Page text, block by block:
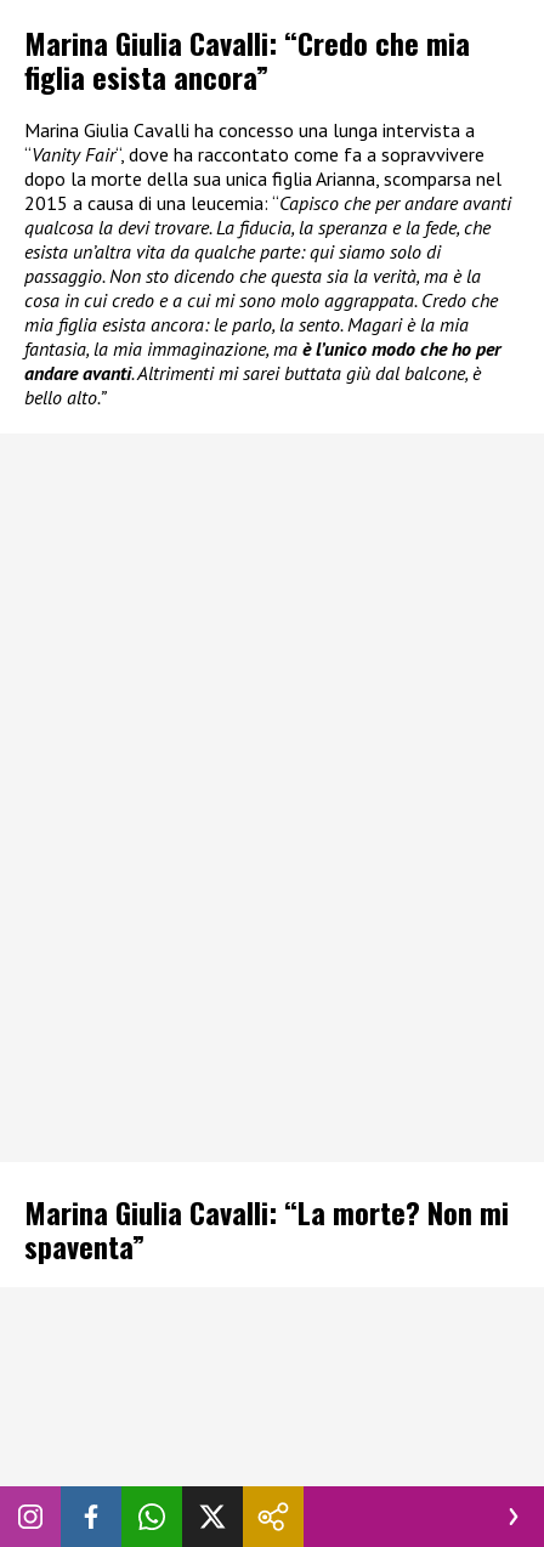
Marina Giulia Cavalli: “Credo che mia
figlia esista ancora”
Marina Giulia Cavalli ha concesso una lunga intervista a
“Vanity Fair“, dove ha raccontato come fa a sopravvivere
dopo la morte della sua unica figlia Arianna, scomparsa nel
2015 a causa di una leucemia: “Capisco che per andare avanti
qualcosa la devi trovare. La fiducia, la speranza e la fede, che
esista un’altra vita da qualche parte: qui siamo solo di
passaggio. Non sto dicendo che questa sia la verità, ma è la
cosa in cui credo e a cui mi sono molo aggrappata. Credo che
mia figlia esista ancora: le parlo, la sento. Magari è la mia
fantasia, la mia immaginazione, ma è l’unico modo che ho per
andare avanti. Altrimenti mi sarei buttata giù dal balcone, è
bello alto.”
Marina Giulia Cavalli: “La morte? Non mi
spaventa”